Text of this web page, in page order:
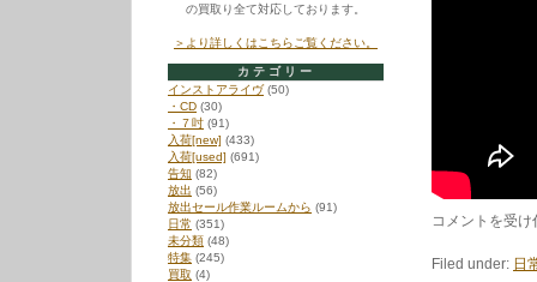
7/25
コメントを受
Filed under: 日
の買取り全て対応しております。
＞より詳しくはこちらご覧ください。
カテゴリー
インストアライヴ(50)
・CD (30)
・７吋 (91)
入荷[new] (433)
入荷[used] (691)
告知 (82)
放出 (56)
放出セール作業ルームから (91)
日常 (351)
未分類 (48)
特集 (245)
買取 (4)